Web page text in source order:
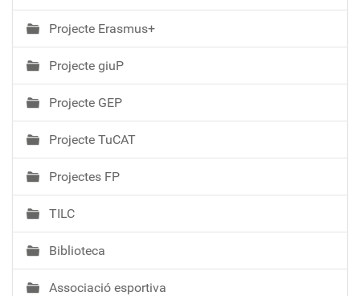
Projecte Erasmus+
Projecte giuP
Projecte GEP
Projecte TuCAT
Projectes FP
TILC
Biblioteca
Associació esportiva